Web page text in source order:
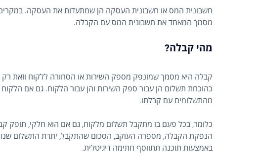
חשבונית המס או חשבונית העסקה הן שמתעדות את העסקה.
מסמך המאחד את חשבונית המס עם הקבלה.
מהי קבלה?
קבלה היא מסמך שמונפק מספק השירות או הסחורה ללקוח וזאת
כהוכחת תשלום הן עבור ספק השירות והן עבור הלקוח. גם אם
מהתשלומים עם קבלתו.
כלומר, בכל פעם בו מתקבל תשלום מלקוח, גם אם הוא חלקי, תופק
הנפקת הקבלה, מספרה העוקב, הסכום שהתקבל, יתרת התשלום
באמצעות תוכנה תתווסף חתימה דיגיטלית.